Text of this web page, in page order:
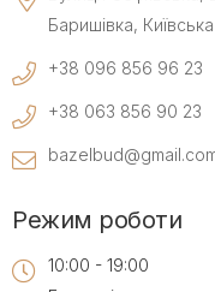
Баришівка,
+38 096 856 96 23
+38 063 856 90 23
Режим роботи
10:00 - 19:00